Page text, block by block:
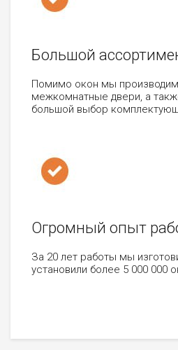
Большой
Помимо окон мы
межкомнатные двери, а
большой выбор
Огромный опыт
За 20 лет работы мы
установили более 5 000 000